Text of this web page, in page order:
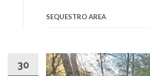
SEQUESTRO AREA
30